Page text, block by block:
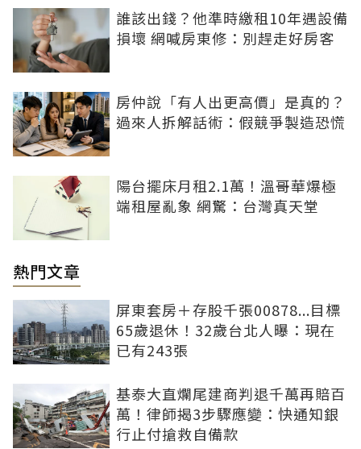
誰該出錢？他準時繳租10年遇設備
損壞 網喊房東修：別趕走好房客
房仲說「有人出更高價」是真的？
過來人拆解話術：假競爭製造恐慌
陽台擺床月租2.1萬！溫哥華爆極
端租屋亂象 網驚：台灣真天堂
熱門文章
屏東套房＋存股千張00878...目標
65歲退休！32歲台北人曝：現在
已有243張
基泰大直爛尾建商判退千萬再賠百
萬！律師揭3步驟應變：快通知銀
行止付搶救自備款